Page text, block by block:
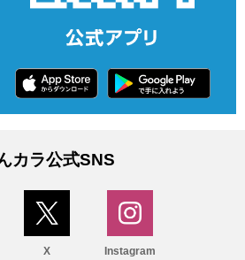
カラ公式SNS
X Instagram